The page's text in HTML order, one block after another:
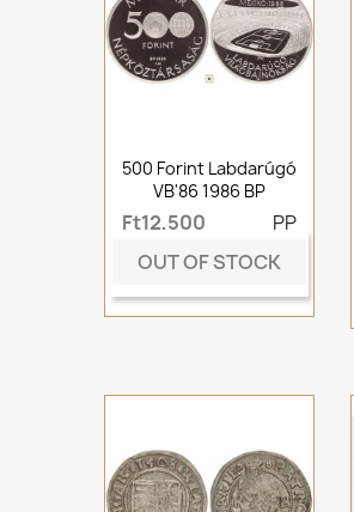
500 Forint Labdarúgó
VB'86 1986 BP
Ft12,500
PP
OUT OF STOCK